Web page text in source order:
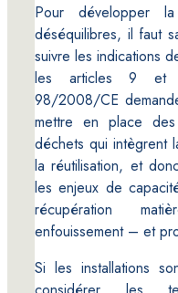
Pour développer
déséquilibres, il faut
suivre les indications
les articles 9 et
98/2008/CE
mettre en place
déchets qui intègrent
la réutilisation, et
les enjeux de
récupération
enfouissement – et
Si les installations